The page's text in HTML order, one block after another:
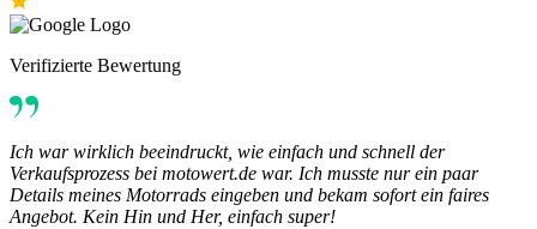
Verifizierte Bewertung
Ich war wirklich beeindruckt, wie einfach und schnell der
Verkaufsprozess bei motowert.de war. Ich musste nur ein paar
Details meines Motorrads eingeben und bekam sofort ein faires
Angebot. Kein Hin und Her, einfach super!